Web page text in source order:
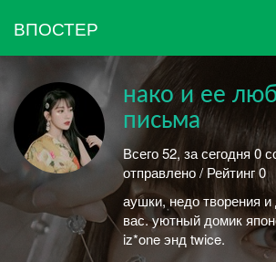
ВПОСТЕР
нако и ее
письма
Всего 52, за сегодня 0
отправлено / Рейтинг 0
аушки, недо творения и
вас. уютный домик
iz*one энд twice.